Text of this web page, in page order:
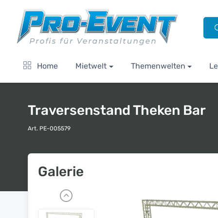
Home Mietwelt Themenwelten
Traversenstand Theken Bar
Art. PE-005579
Galerie
P
r